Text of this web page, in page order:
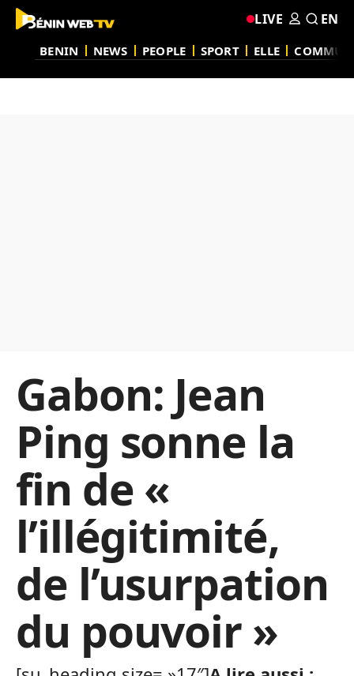
BENIN NEWS PEOPLE SPORT ELLE
LIVE EN
Gabon: Jean
Ping sonne la
fin de «
l’illégitimité,
de l’usurpation
du pouvoir »